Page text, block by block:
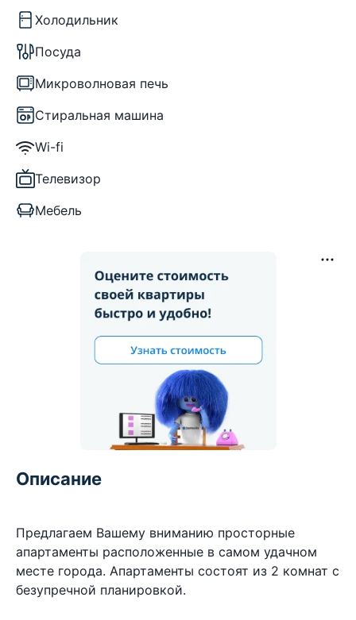
Холодильник
Посуда
Микроволновая печь
Стиральная машина
Wi-fi
Телевизор
Мебель
Описание
Предлагаем Вашему вниманию просторные
апартаменты расположенные в самом удачном
месте города. Апартаменты состоят из 2 комнат с
безупречной планировкой.